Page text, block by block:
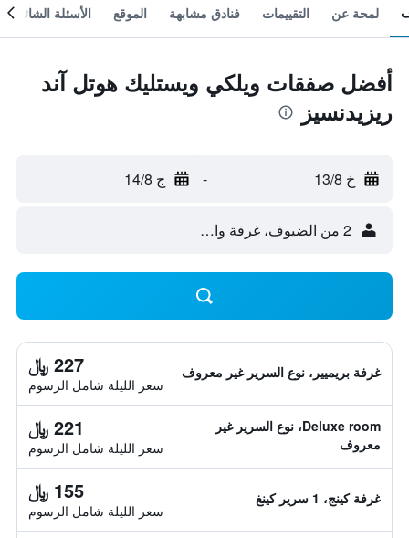
لمحة عن التقييمات فنادق مشابهة الموقع الأسئلة الشائعة
أفضل صفقات ويلكي ويستليك هوتل آند
ريزيدنسيز
خ 13/8 - ج 14/8
2 من الضيوف، غرفة واحدة
غرفة بريميير، نوع السرير غير معروف 227 ﷼
سعر الليلة شامل الرسوم
Deluxe room، نوع السرير غير
معروف
221 ﷼
سعر الليلة شامل الرسوم
غرفة كينج، 1 سرير كينغ 155 ﷼
سعر الليلة شامل الرسوم